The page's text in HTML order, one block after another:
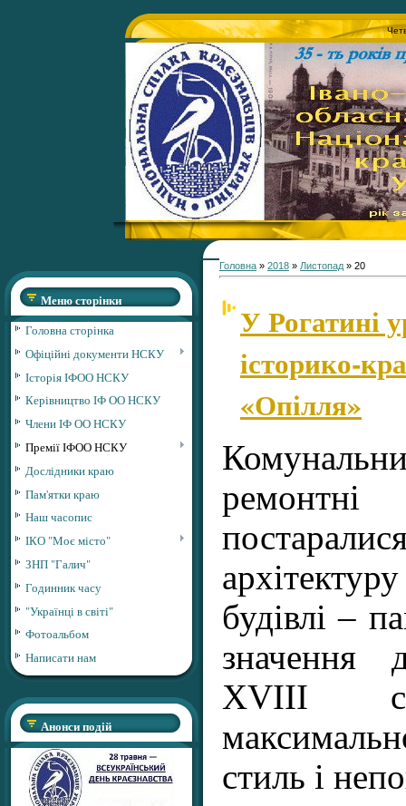
Меню сторінки
Головна сторінка
Офіційні документи НСКУ
Історія ІФОО НСКУ
Керівництво ІФ ОО НСКУ
Члени ІФ ОО НСКУ
Премії ІФОО НСКУ
Дослідники краю
Пам'ятки краю
Наш часопис
ІКО "Моє місто"
ЗНП "Галич"
Годинник часу
"Українці в світі"
Фотоальбом
Написати нам
Анонси подій
Головна » 2018 » Листопад » 20
У Рогатині
історико-
«Опілля»
будівлі –
значення
ХVІІІ
стиль і